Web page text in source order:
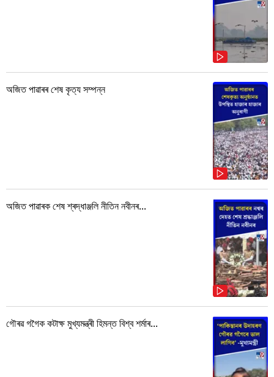
অজিত পাৱাৰৰ শেষ কৃত্য সম্পন্ন
অজিত পাৱাৰক শেষ শ্ৰদ্ধাঞ্জলি নীতিন নবীনৰ...
গৌৰৱ গগৈক কটাক্ষ মুখ্যমন্ত্ৰী হিমন্ত বিশ্ব শৰ্মাৰ...